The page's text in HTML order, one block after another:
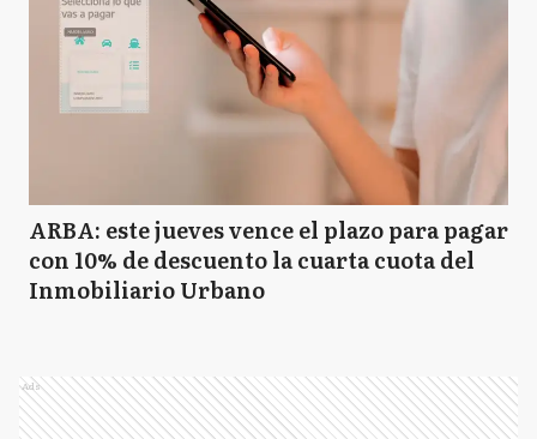
ARBA: este jueves vence el plazo para pagar
con 10% de descuento la cuarta cuota del
Inmobiliario Urbano
Ads